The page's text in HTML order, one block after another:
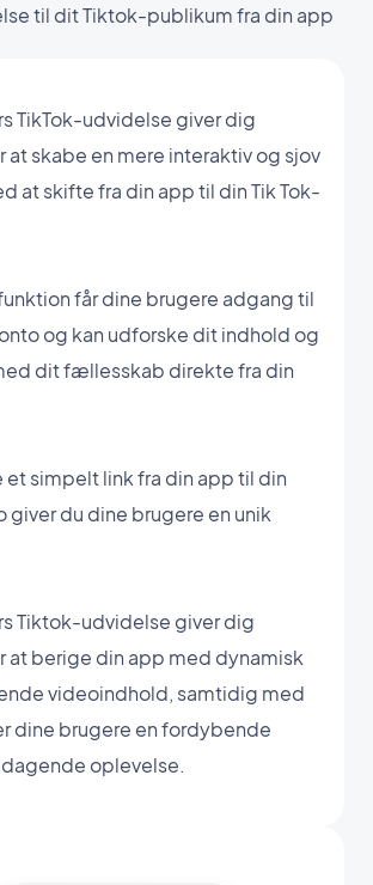
til dit Tiktok-publikum fra din app
TikTok-udvidelse giver dig
at skabe en mere interaktiv og sjov
at skifte fra din app til din Tik Tok-
får dine brugere adgang til
og kan udforske dit indhold og
dit fællesskab direkte fra din
et simpelt link fra din app til din
du dine brugere en unik
Tiktok-udvidelse giver dig
at berige din app med dynamisk
videoindhold, samtidig med
dine brugere en fordybende
oplevelse.